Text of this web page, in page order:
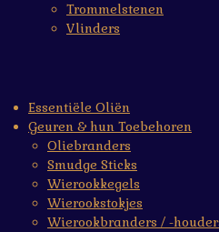
Trommelstenen
Vlinders
Essentiële Oliën
Geuren & hun Toebehoren
Oliebranders
Smudge Sticks
Wierookkegels
Wierookstokjes
Wierookbranders / -